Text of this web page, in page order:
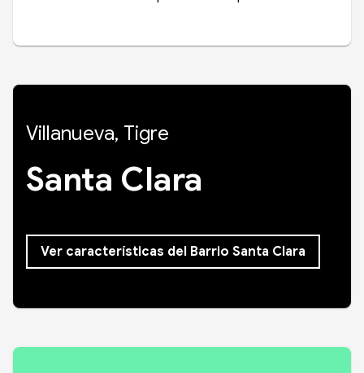
Villanueva, Tigre
Santa Clara
Ver características del Barrio Santa Clara